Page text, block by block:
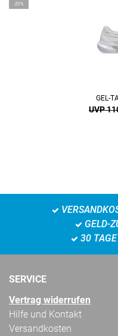
-23%
GEL-
UVP
GELD-
30
SERVICE
Vertrag widerrufen
Hilfe und Kontakt
Versandkosten